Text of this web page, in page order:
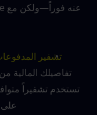
تشفير